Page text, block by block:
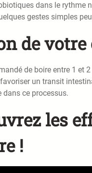
dans le rythme
gestes simples
de
de boire entre 1 et
un transit
ce processus.
les
!